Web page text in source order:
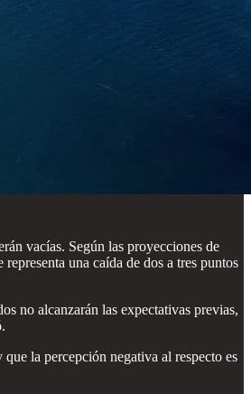
vacías. Según las proyecciones de
una caída de dos a tres puntos
no alcanzarán las expectativas previas,
la percepción negativa al respecto es